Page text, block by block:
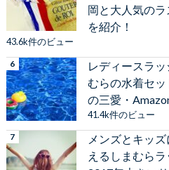
岡と大人気のラ
を紹介！
43.6k件のビュー
レディースラ
むらの水着セ
の三愛・
41.4k件のビュー
メンズとキッ
えるしまむら